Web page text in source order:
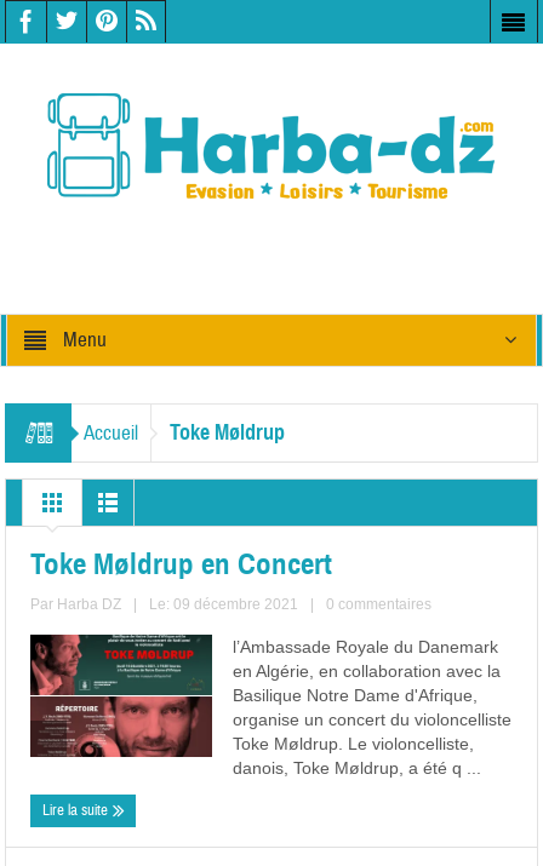
Menu
Accueil Toke Møldrup
Toke Møldrup en Concert
Par Harba DZ Le: 09 décembre 2021 0 commentaires
l’Ambassade Royale du Danemark
en Algérie, en collaboration avec la
Basilique Notre Dame d'Afrique,
organise un concert du violoncelliste
Toke Møldrup. Le violoncelliste,
danois, Toke Møldrup, a été q ...
Lire la suite